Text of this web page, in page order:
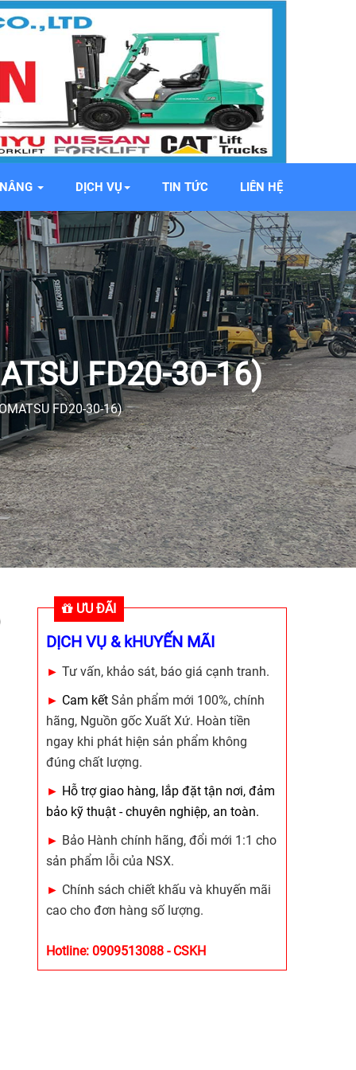
DỊCH VỤ TIN TỨC LIÊN HỆ
FD20-30-16)
FD20-30-16)
ƯU ĐÃI
DỊCH VỤ & kHUYẾN MÃI
► Tư vấn, khảo sát, báo giá cạnh tranh.
► Cam kết Sản phẩm mới 100%, chính
hãng, Nguồn gốc Xuất Xứ. Hoàn tiền
ngay khi phát hiện sản phẩm không
đúng chất lượng.
► Hỗ trợ giao hàng, lắp đặt tận nơi, đảm
bảo kỹ thuật - chuyên nghiệp, an toàn.
► Bảo Hành chính hãng, đổi mới 1:1 cho
sản phẩm lỗi của NSX.
► Chính sách chiết khấu và khuyến mãi
cao cho đơn hàng số lượng.
Hotline: 0909513088 - CSKH